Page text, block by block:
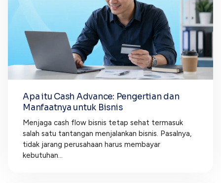
Apa itu Cash Advance: Pengertian dan
Manfaatnya untuk Bisnis
Menjaga cash flow bisnis tetap sehat termasuk
salah satu tantangan menjalankan bisnis. Pasalnya,
tidak jarang perusahaan harus membayar
kebutuhan...